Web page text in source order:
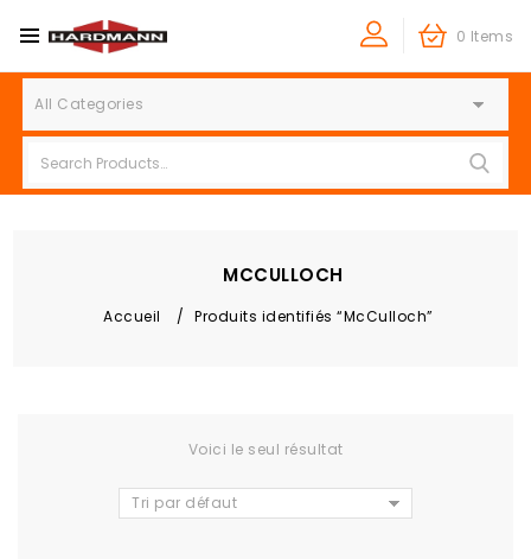
0 Items
All Categories
MCCULLOCH
Accueil / Produits identifiés “McCulloch”
Voici le seul résultat
Tri par défaut